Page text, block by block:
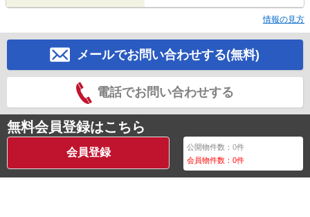
情報の見方
メールでお問い合わせする(無料)
電話でお問い合わせする
無料会員登録はこちら
会員登録 公開物件数：0件
会員物件数：0件